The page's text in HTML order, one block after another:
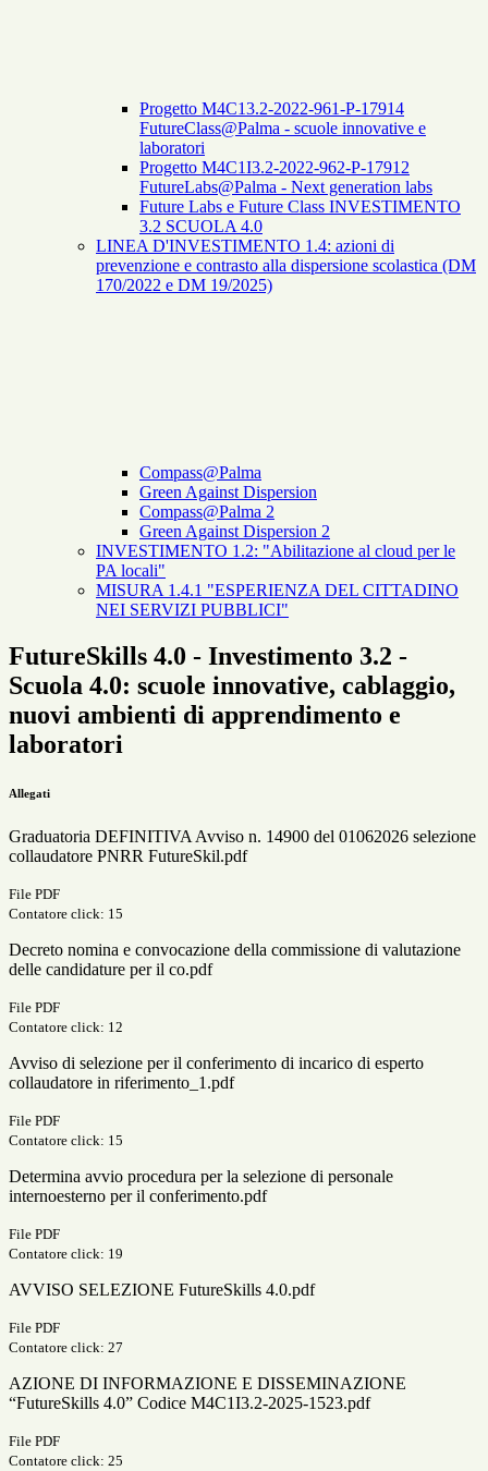
Progetto M4C13.2-2022-961-P-17914
FutureClass@Palma - scuole innovative e
laboratori
Progetto M4C1I3.2-2022-962-P-17912
FutureLabs@Palma - Next generation labs
Future Labs e Future Class INVESTIMENTO
3.2 SCUOLA 4.0
LINEA D'INVESTIMENTO 1.4: azioni di
prevenzione e contrasto alla dispersione scolastica (DM
170/2022 e DM 19/2025)
Compass@Palma
Green Against Dispersion
Compass@Palma 2
Green Against Dispersion 2
INVESTIMENTO 1.2: "Abilitazione al cloud per le
PA locali"
MISURA 1.4.1 "ESPERIENZA DEL CITTADINO
NEI SERVIZI PUBBLICI"
FutureSkills 4.0 - Investimento 3.2 -
Scuola 4.0: scuole innovative, cablaggio,
nuovi ambienti di apprendimento e
laboratori
Allegati
Graduatoria DEFINITIVA Avviso n. 14900 del 01062026 selezione
collaudatore PNRR FutureSkil.pdf
File PDF
Contatore click: 15
Decreto nomina e convocazione della commissione di valutazione
delle candidature per il co.pdf
File PDF
Contatore click: 12
Avviso di selezione per il conferimento di incarico di esperto
collaudatore in riferimento_1.pdf
File PDF
Contatore click: 15
Determina avvio procedura per la selezione di personale
internoesterno per il conferimento.pdf
File PDF
Contatore click: 19
AVVISO SELEZIONE FutureSkills 4.0.pdf
File PDF
Contatore click: 27
AZIONE DI INFORMAZIONE E DISSEMINAZIONE
“FutureSkills 4.0” Codice M4C1I3.2-2025-1523.pdf
File PDF
Contatore click: 25